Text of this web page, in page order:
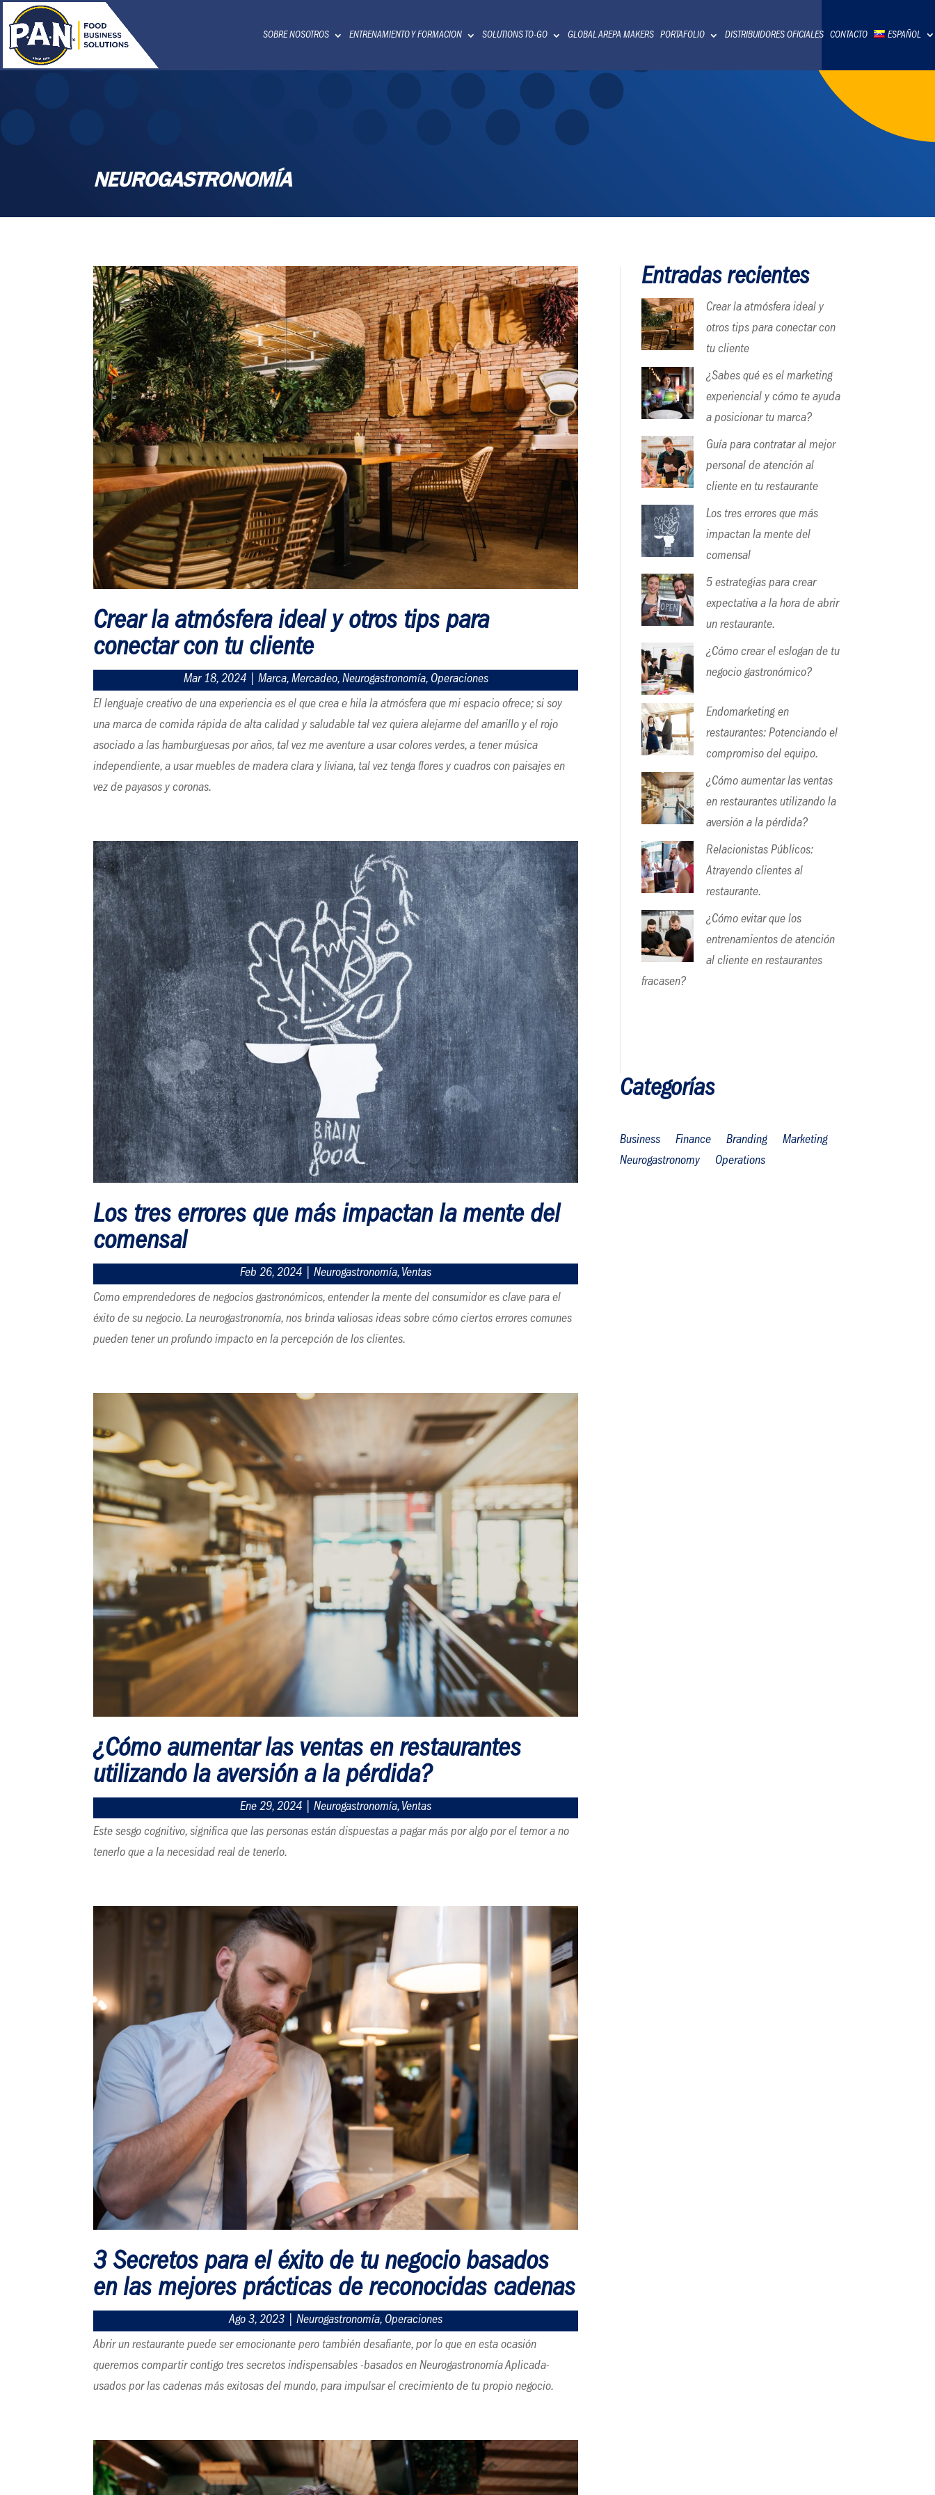
SOBRE NOSOTROS ENTRENAMIENTO Y FORMACION SOLUTIONS TO-GO GLOBAL AREPA MAKERS PORTAFOLIO DISTRIBUIDORES OFICIALES CONTACTO ESPAÑOL
NEUROGASTRONOMÍA
Crear la atmósfera ideal y otros tips para
conectar con tu cliente
Mar 18, 2024| Marca, Mercadeo, Neurogastronomía, Operaciones
El lenguaje creativo de una experiencia es el que crea e hila la atmósfera que mi espacio ofrece; si soy
una marca de comida rápida de alta calidad y saludable tal vez quiera alejarme del amarillo y el rojo
asociado a las hamburguesas por años, tal vez me aventure a usar colores verdes, a tener música
independiente, a usar muebles de madera clara y liviana, tal vez tenga flores y cuadros con paisajes en
vez de payasos y coronas.
Los tres errores que más impactan la mente del
comensal
Feb 26, 2024 |Neurogastronomía, Ventas
Como emprendedores de negocios gastronómicos, entender la mente del consumidor es clave para el
éxito de su negocio. La neurogastronomía, nos brinda valiosas ideas sobre cómo ciertos errores comunes
pueden tener un profundo impacto en la percepción de los clientes.
¿Cómo aumentar las ventas en restaurantes
utilizando la aversión a la pérdida?
Ene 29, 2024 |Neurogastronomía, Ventas
Este sesgo cognitivo, significa que las personas están dispuestas a pagar más por algo por el temor a no
tenerlo que a la necesidad real de tenerlo.
3 Secretos para el éxito de tu negocio basados
en las mejores prácticas de reconocidas cadenas
Ago 3, 2023 |Neurogastronomía, Operaciones
Abrir un restaurante puede ser emocionante pero también desafiante, por lo que en esta ocasión
queremos compartir contigo tres secretos indispensables -basados en Neurogastronomía Aplicada-
usados por las cadenas más exitosas del mundo, para impulsar el crecimiento de tu propio negocio.
Entradas recientes
Crear la atmósfera ideal y
otros tips para conectar con
tu cliente
¿Sabes qué es el marketing
experiencial y cómo te ayuda
a posicionar tu marca?
Guía para contratar al mejor
personal de atención al
cliente en tu restaurante
Los tres errores que más
impactan la mente del
comensal
5 estrategias para crear
expectativa a la hora de abrir
un restaurante.
¿Cómo crear el eslogan de tu
negocio gastronómico?
Endomarketing en
restaurantes: Potenciando el
compromiso del equipo.
¿Cómo aumentar las ventas
en restaurantes utilizando la
aversión a la pérdida?
Relacionistas Públicos:
Atrayendo clientes al
restaurante.
¿Cómo evitar que los
entrenamientos de atención
al cliente en restaurantes
fracasen?
Categorías
Business Finance Branding
Marketing
Neurogastronomy
Operations